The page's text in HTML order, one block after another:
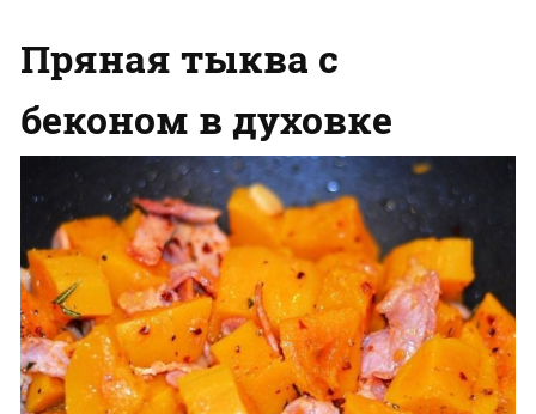
Пряная тыква с
беконом в духовке